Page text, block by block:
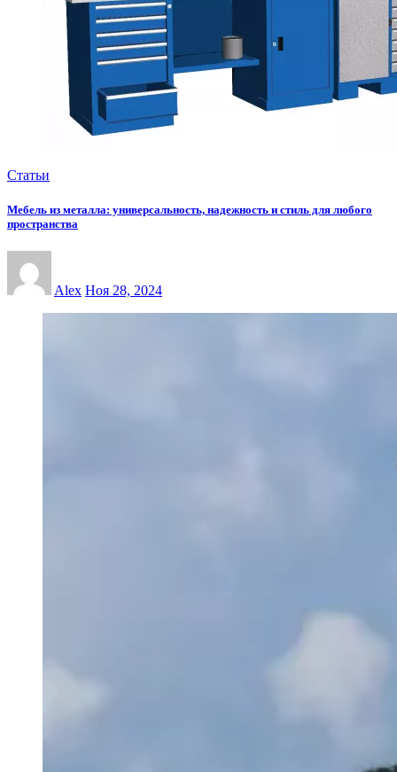
Статьи
Мебель из металла: универсальность, надежность и стиль для любого
пространства
Alex Ноя 28, 2024